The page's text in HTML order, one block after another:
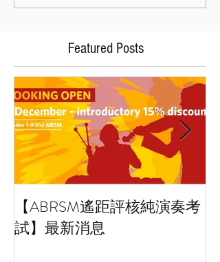
Featured Posts
【ABRSM遙距評核純演奏考
試】最新消息